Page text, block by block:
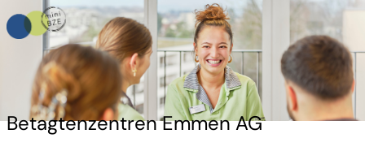
Betagtenzentren Emmen AG